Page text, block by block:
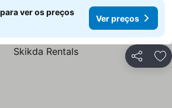
ver os preços
Ver preços
Partilhar